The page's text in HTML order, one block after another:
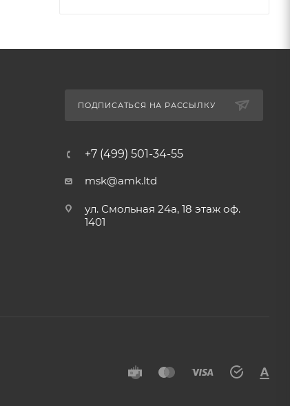
ПОДПИСАТЬСЯ НА РАССЫЛКУ
+7 (499) 501-34-55
msk@amk.ltd
ул. Смольная 24а, 18 этаж оф.
1401